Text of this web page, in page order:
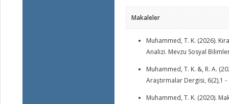
Makaleler
Muhammed, T. K. (2026).
Analizi. Mevzu Sosyal
Muhammed, T. K. &, R. A.
Araştırmalar Dergisi,
Muhammed, T. K. (2020).